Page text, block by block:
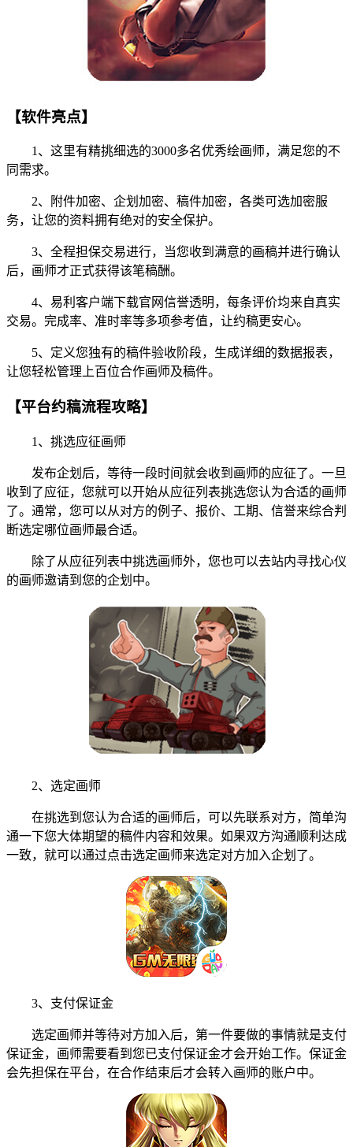
【软件亮点】
1、这里有精挑细选的3000多名优秀绘画师，满足您的不
同需求。
2、附件加密、企划加密、稿件加密，各类可选加密服
务，让您的资料拥有绝对的安全保护。
3、全程担保交易进行，当您收到满意的画稿并进行确认
后，画师才正式获得该笔稿酬。
4、易利客户端下载官网信誉透明，每条评价均来自真实
交易。完成率、准时率等多项参考值，让约稿更安心。
5、定义您独有的稿件验收阶段，生成详细的数据报表，
让您轻松管理上百位合作画师及稿件。
【平台约稿流程攻略】
1、挑选应征画师
发布企划后，等待一段时间就会收到画师的应征了。一旦
收到了应征，您就可以开始从应征列表挑选您认为合适的画师
了。通常，您可以从对方的例子、报价、工期、信誉来综合判
断选定哪位画师最合适。
除了从应征列表中挑选画师外，您也可以去站内寻找心仪
的画师邀请到您的企划中。
2、选定画师
在挑选到您认为合适的画师后，可以先联系对方，简单沟
通一下您大体期望的稿件内容和效果。如果双方沟通顺利达成
一致，就可以通过点击选定画师来选定对方加入企划了。
3、支付保证金
选定画师并等待对方加入后，第一件要做的事情就是支付
保证金，画师需要看到您已支付保证金才会开始工作。保证金
会先担保在平台，在合作结束后才会转入画师的账户中。